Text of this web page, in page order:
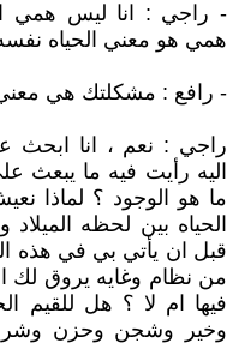
- راجي : انا ليس همي
همي هو معني الحياه
- رافع : مشكلتك هي معني
راجي : نعم ، انا ابحث
اليه رأيت فيه ما يبعث
ما هو الوجود ؟ لماذا
الحياه بين لحظه
قبل ان يأتي بي في هذه
من نظام وغايه يروق
فيها ام لا ؟ هل للقيم
وخير وشجن وحزن وشر